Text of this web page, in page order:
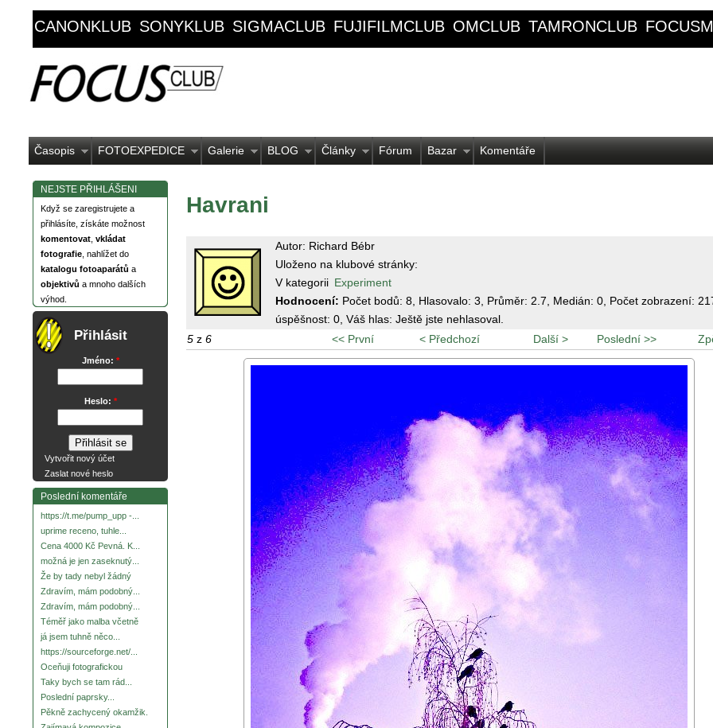
CANONKLUB SONYKLUB SIGMACLUB FUJIFILMCLUB OMCLUB TAMRONCLUB
Časopis FOTOEXPEDICE Galerie BLOG Články Fórum Bazar Komentáře
NEJSTE PŘIHLÁŠENI
Když se zaregistrujete a
přihlásíte, získáte možnost
komentovat vkládat
fotografie , nahlížet do
katalogu fotoaparátů a
objektivů a mnoho dalších
výhod.
Přihlásit
Jméno: *
Heslo: *
Vytvořit nový účet
Zaslat nové heslo
Poslední komentáře
https://t.me/pump_upp -...
uprime receno, tuhle...
Cena 4000 Kč Pevná. K...
možná je jen zaseknutý...
Že by tady nebyl žádný
Zdravím, mám podobný...
Zdravím, mám podobný...
Téměř jako malba včetně
já jsem tuhně něco...
https://sourceforge.net/...
Oceňuji fotografickou
Taky bych se tam rád...
Poslední paprsky...
Pěkně zachycený okamžik.
Havrani
Autor: Richard Bébr
Uloženo na klubové stránky:
V kategorii Experiment
Hodnocení: Počet bodů: 8 , Hlasovalo: 3 , Průměr: 2.7 , Medián: 0 , Počet zobrazení:
úspěšnost: 0 , Váš hlas: Ještě jste nehlasoval.
5 z 6 << První < Předchozí Další > Poslední >>